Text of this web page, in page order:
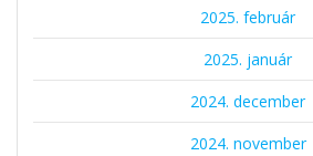
2025. február
2025. január
2024. december
2024. november